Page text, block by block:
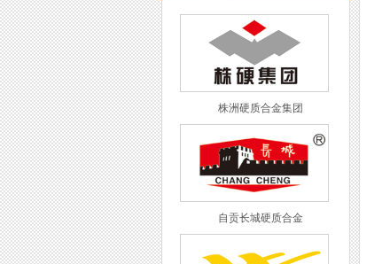
株洲硬质合金集团
自贡长城硬质合金